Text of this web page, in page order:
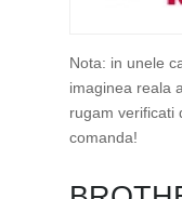
Nota: in unele
imaginea reala
rugam verificati
comanda!